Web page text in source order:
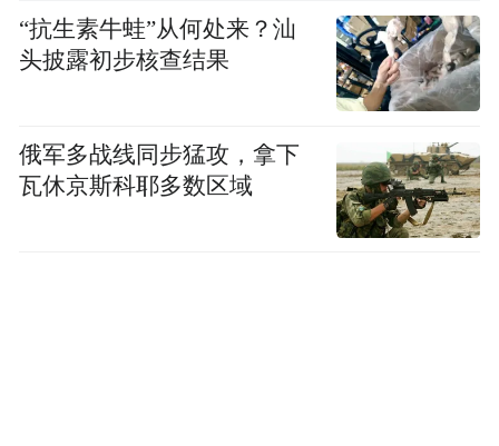
“抗生素牛蛙”从何处来？汕
头披露初步核查结果
俄军多战线同步猛攻，拿下
瓦休京斯科耶多数区域